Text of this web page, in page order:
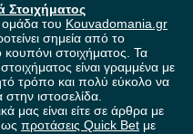
Στοιχήματος
του Kouvadomania.gr
σημεία από το
κουπόνι στοιχήματος. Τα
είναι γραμμένα με
τρόπο και πολύ εύκολο να
στην ιστοσελίδα.
μας είναι είτε σε άρθρα με
ως προτάσεις Quick Bet με